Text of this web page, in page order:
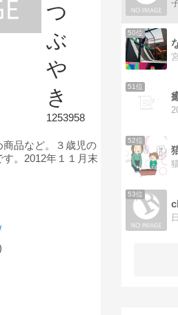
つ
ぶ
や
き
1253958
品など。３歳児の
。2012年１１月末
50位
51位
52位
53位